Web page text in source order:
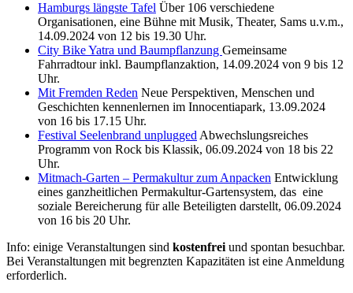
Hamburgs längste Tafel Über 106 verschiedene
Organisationen, eine Bühne mit Musik, Theater, Sams u.v.m.,
14.09.2024 von 12 bis 19.30 Uhr.
City Bike Yatra und Baumpflanzung Gemeinsame
Fahrradtour inkl. Baumpflanzaktion, 14.09.2024 von 9 bis 12
Uhr.
Mit Fremden Reden Neue Perspektiven, Menschen und
Geschichten kennenlernen im Innocentiapark, 13.09.2024
von 16 bis 17.15 Uhr.
Festival Seelenbrand unplugged Abwechslungsreiches
Programm von Rock bis Klassik, 06.09.2024 von 18 bis 22
Uhr.
Mitmach-Garten – Permakultur zum Anpacken Entwicklung
eines ganzheitlichen Permakultur-Gartensystem, das eine
soziale Bereicherung für alle Beteiligten darstellt, 06.09.2024
von 16 bis 20 Uhr.
Info: einige Veranstaltungen sind kostenfrei und spontan besuchbar.
Bei Veranstaltungen mit begrenzten Kapazitäten ist eine Anmeldung
erforderlich.